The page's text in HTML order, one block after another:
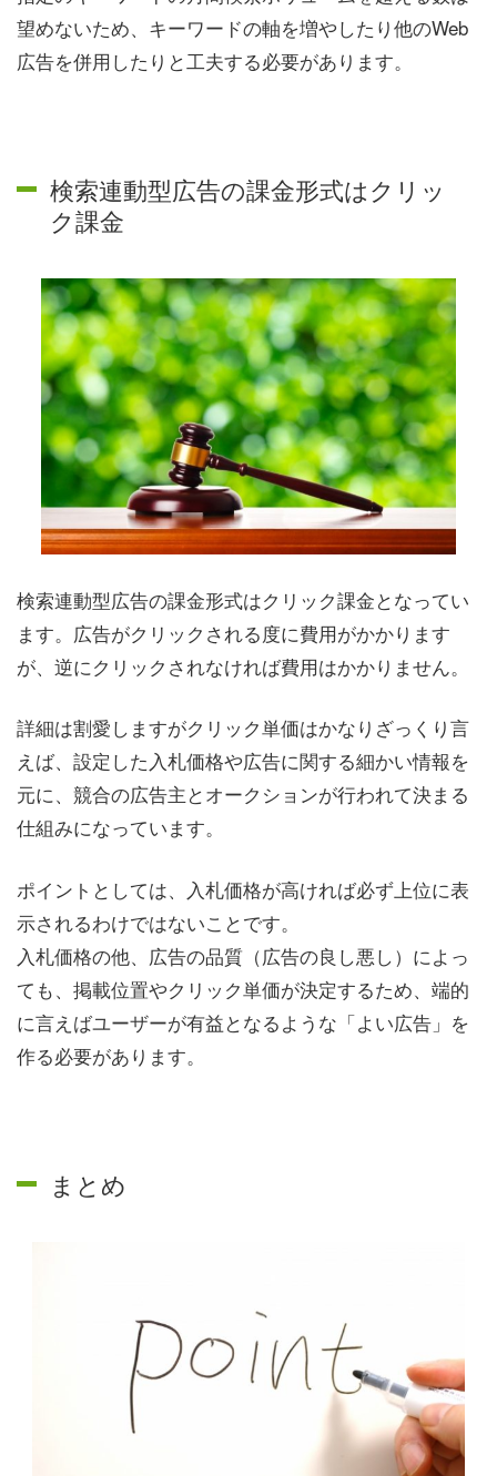
望めないため、キーワードの軸を増やしたり他のWeb
広告を併用したりと工夫する必要があります。
検索連動型広告の課金形式はクリッ
ク課金
検索連動型広告の課金形式はクリック課金となってい
ます。広告がクリックされる度に費用がかかります
が、逆にクリックされなければ費用はかかりません。
詳細は割愛しますがクリック単価はかなりざっくり言
えば、設定した入札価格や広告に関する細かい情報を
元に、競合の広告主とオークションが行われて決まる
仕組みになっています。
ポイントとしては、入札価格が高ければ必ず上位に表
示されるわけではないことです。
入札価格の他、広告の品質（広告の良し悪し）によっ
ても、掲載位置やクリック単価が決定するため、端的
に言えばユーザーが有益となるような「よい広告」を
作る必要があります。
まとめ